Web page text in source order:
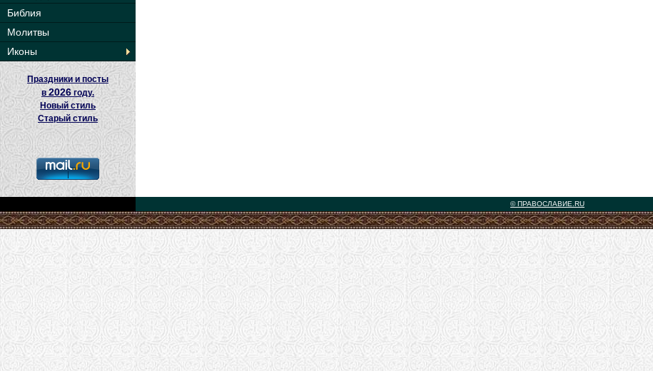
Библия
Молитвы
Иконы
Праздники и посты
в2026 году.
Новый стиль
Старый стиль
© ПРАВОСЛАВИЕ.RU